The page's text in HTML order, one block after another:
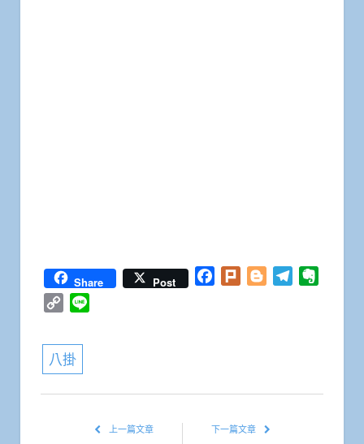
Share Post Facebook
Plurk BloggerTelegram
Copy
八掛
上一篇文章 下一篇文章